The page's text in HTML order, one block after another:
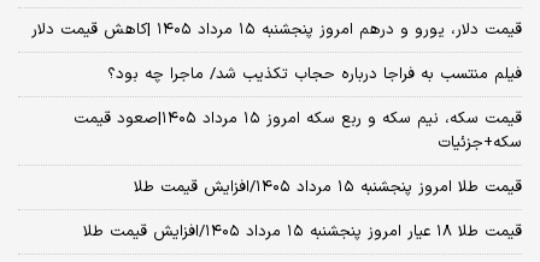
قیمت دلار، یورو و درهم امروز پنجشنبه ۱۵ مرداد ۱۴۰۵ |کاهش قیمت دلار
فیلم منتسب به فراجا درباره حجاب تکذیب شد/ ماجرا چه بود؟
قیمت سکه، نیم سکه و ربع سکه امروز ۱۵ مرداد ۱۴۰۵|صعود قیمت
سکه+جزئیات
قیمت طلا امروز پنجشنبه ۱۵ مرداد ۱۴۰۵/افزایش قیمت طلا
قیمت طلا ۱۸ عیار امروز پنجشنبه ۱۵ مرداد ۱۴۰۵/افزایش قیمت طلا